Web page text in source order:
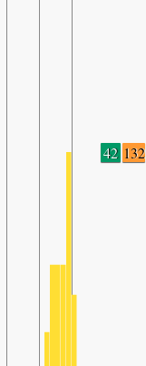
42 132